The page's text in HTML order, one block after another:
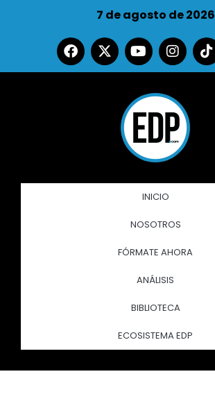
7 de agosto de 2026
INICIO
NOSOTROS
FÓRMATE AHORA
ANÁLISIS
BIBLIOTECA
ECOSISTEMA EDP